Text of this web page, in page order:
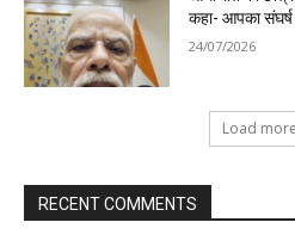
कहा- आपका संघर्ष
24/07/2026
Load more
RECENT COMMENTS